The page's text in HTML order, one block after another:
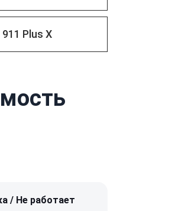
911 Plus X
/ Не работает